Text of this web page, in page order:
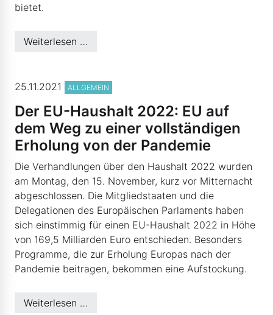
bietet.
Weiterlesen …
25.11.2021 ALLGEMEIN
Der EU-Haushalt 2022: EU auf
dem Weg zu einer vollständigen
Erholung von der Pandemie
Die Verhandlungen über den Haushalt 2022 wurden
am Montag, den 15. November, kurz vor Mitternacht
abgeschlossen. Die Mitgliedstaaten und die
Delegationen des Europäischen Parlaments haben
sich einstimmig für einen EU-Haushalt 2022 in Höhe
von 169,5 Milliarden Euro entschieden. Besonders
Programme, die zur Erholung Europas nach der
Pandemie beitragen, bekommen eine Aufstockung.
Weiterlesen …